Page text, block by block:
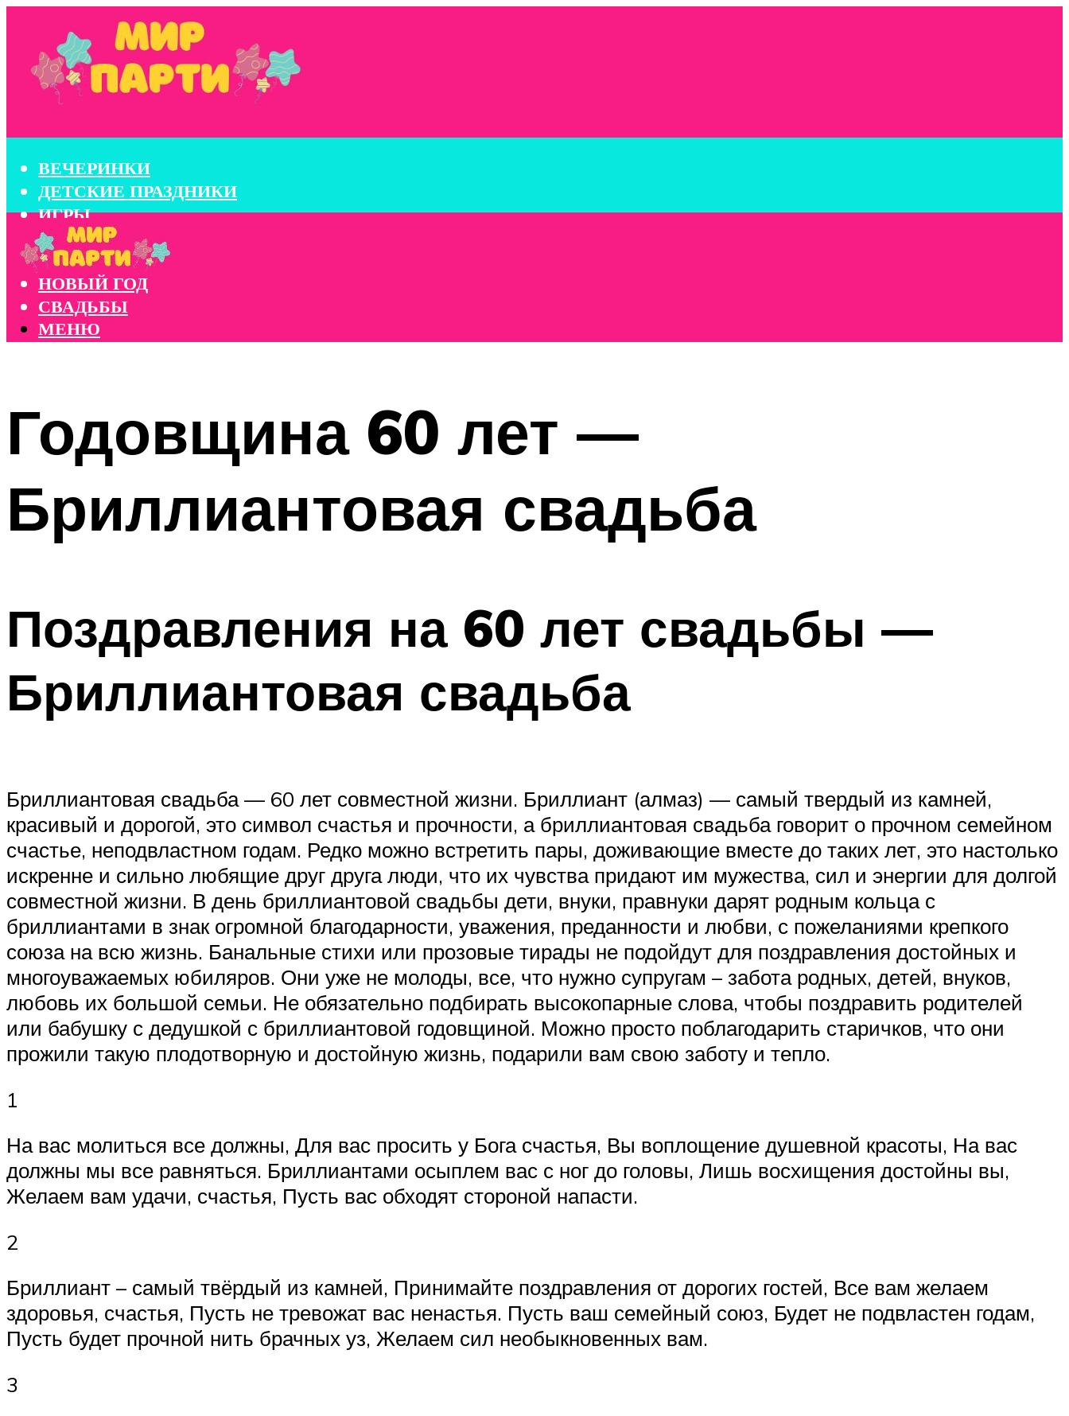
ВЕЧЕРИНКИ
ДЕТСКИЕ ПРАЗДНИКИ
ИГРЫ
КОНКУРСЫ
КОРПОРАТИВЫ
НОВЫЙ ГОД
СВАДЬБЫ
МЕНЮ
Годовщина 60 лет —
Бриллиантовая свадьба
Поздравления на 60 лет свадьбы —
Бриллиантовая свадьба
Бриллиантовая свадьба — 60 лет совместной жизни. Бриллиант (алмаз) — самый твердый из камней,
красивый и дорогой, это символ счастья и прочности, а бриллиантовая свадьба говорит о прочном семейном
счастье, неподвластном годам. Редко можно встретить пары, доживающие вместе до таких лет, это настолько
искренне и сильно любящие друг друга люди, что их чувства придают им мужества, сил и энергии для долгой
совместной жизни. В день бриллиантовой свадьбы дети, внуки, правнуки дарят родным кольца с
бриллиантами в знак огромной благодарности, уважения, преданности и любви, с пожеланиями крепкого
союза на всю жизнь. Банальные стихи или прозовые тирады не подойдут для поздравления достойных и
многоуважаемых юбиляров. Они уже не молоды, все, что нужно супругам – забота родных, детей, внуков,
любовь их большой семьи. Не обязательно подбирать высокопарные слова, чтобы поздравить родителей
или бабушку с дедушкой с бриллиантовой годовщиной. Можно просто поблагодарить старичков, что они
прожили такую плодотворную и достойную жизнь, подарили вам свою заботу и тепло.
1
На вас молиться все должны, Для вас просить у Бога счастья, Вы воплощение душевной красоты, На вас
должны мы все равняться. Бриллиантами осыплем вас с ног до головы, Лишь восхищения достойны вы,
Желаем вам удачи, счастья, Пусть вас обходят стороной напасти.
2
Бриллиант – самый твёрдый из камней, Принимайте поздравления от дорогих гостей, Все вам желаем
здоровья, счастья, Пусть не тревожат вас ненастья. Пусть ваш семейный союз, Будет не подвластен годам,
Пусть будет прочной нить брачных уз, Желаем сил необыкновенных вам.
3